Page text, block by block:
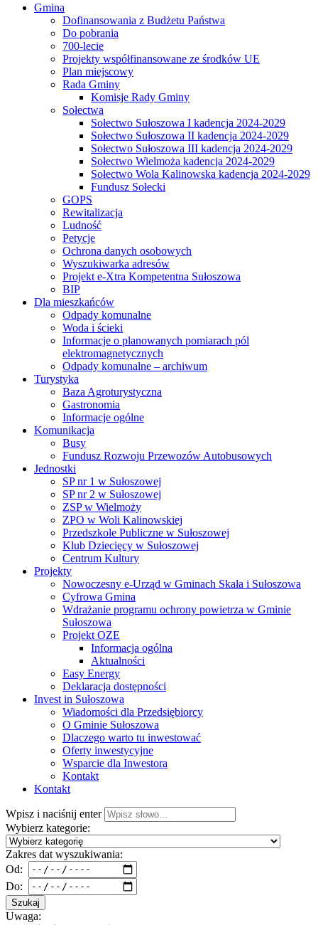
Gmina
Dofinansowania z Budżetu Państwa
Do pobrania
700-lecie
Projekty współfinansowane ze środków UE
Plan miejscowy
Rada Gminy
Komisje Rady Gminy
Sołectwa
Sołectwo Sułoszowa I kadencja 2024-2029
Sołectwo Sułoszowa II kadencja 2024-2029
Sołectwo Sułoszowa III kadencja 2024-2029
Sołectwo Wielmoża kadencja 2024-2029
Sołectwo Wola Kalinowska kadencja 2024-2029
Fundusz Sołecki
GOPS
Rewitalizacja
Ludność
Petycje
Ochrona danych osobowych
Wyszukiwarka adresów
Projekt e-Xtra Kompetentna Sułoszowa
BIP
Dla mieszkańców
Odpady komunalne
Woda i ścieki
Informacje o planowanych pomiarach pól
elektromagnetycznych
Odpady komunalne – archiwum
Turystyka
Baza Agroturystyczna
Gastronomia
Informacje ogólne
Komunikacja
Busy
Fundusz Rozwoju Przewozów Autobusowych
Jednostki
SP nr 1 w Sułoszowej
SP nr 2 w Sułoszowej
ZSP w Wielmoży
ZPO w Woli Kalinowskiej
Przedszkole Publiczne w Sułoszowej
Klub Dziecięcy w Sułoszowej
Centrum Kultury
Projekty
Nowoczesny e-Urząd w Gminach Skała i Sułoszowa
Cyfrowa Gmina
Wdrażanie programu ochrony powietrza w Gminie
Sułoszowa
Projekt OZE
Informacja ogólna
Aktualności
Easy Energy
Deklaracja dostępności
Invest in Sułoszowa
Wiadomości dla Przedsiębiorcy
O Gminie Sułoszowa
Dlaczego warto tu inwestować
Oferty inwestycyjne
Wsparcie dla Inwestora
Kontakt
Kontakt
Wpisz i naciśnij enter
Wybierz kategorie:
Zakres dat wyszukiwania:
Od:
Do:
Szukaj
Uwaga: